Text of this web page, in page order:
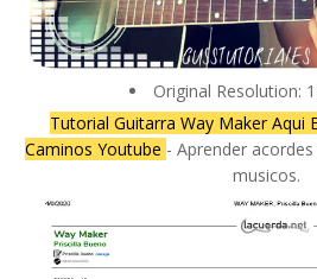
Original Resolution:
Tutorial Guitarra Way Maker Aqui
Caminos Youtube - Aprender
musicos.